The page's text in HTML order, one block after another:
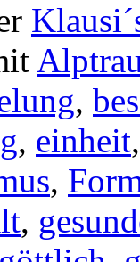
,
, einheit
,
,